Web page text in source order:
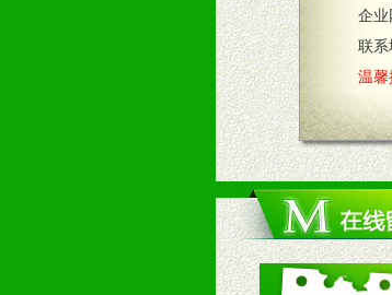
2、售后服务：突发性
3、我们时刻整理各区
七、招商代理（全国各
1、认同我们的经营理
2、具备较好商业信誉
3、具备区域内良好的
4、具备一定业务团队
5、具备较强的市场操
八、品牌产品
企业
联系
温馨